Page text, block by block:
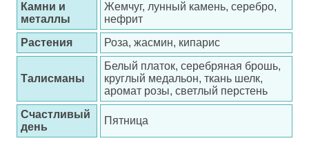
Камни и
металлы
Жемчуг, лунный камень, серебро,
нефрит
Растения
Роза, жасмин, кипарис
Талисманы
Белый платок, серебряная брошь,
круглый медальон, ткань шелк,
аромат розы, светлый перстень
Счастливый
день
Пятница